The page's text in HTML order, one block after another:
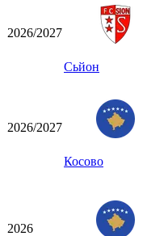
2026/2027
Сьйон
2026/2027
Косово
2026